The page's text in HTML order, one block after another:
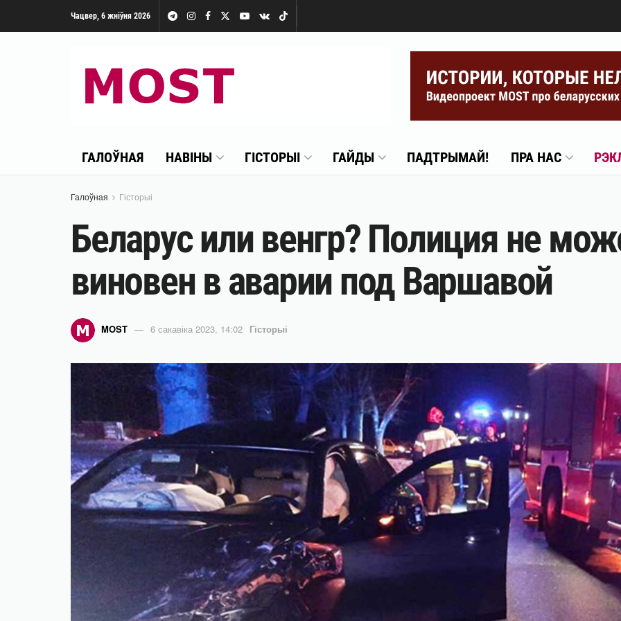
Чацвер, 6 жніўня 2026
ГАЛОЎНАЯ НАВІНЫ ГІСТОРЫІ ГАЙДЫ ПАДТРЫМАЙ! ПРА НАС
Галоўная Гісторыі
Беларус или венгр? Полиция не
виновен в аварии под Варшавой
MOST 6 сакавіка 2023, 14:02 Гісторыі